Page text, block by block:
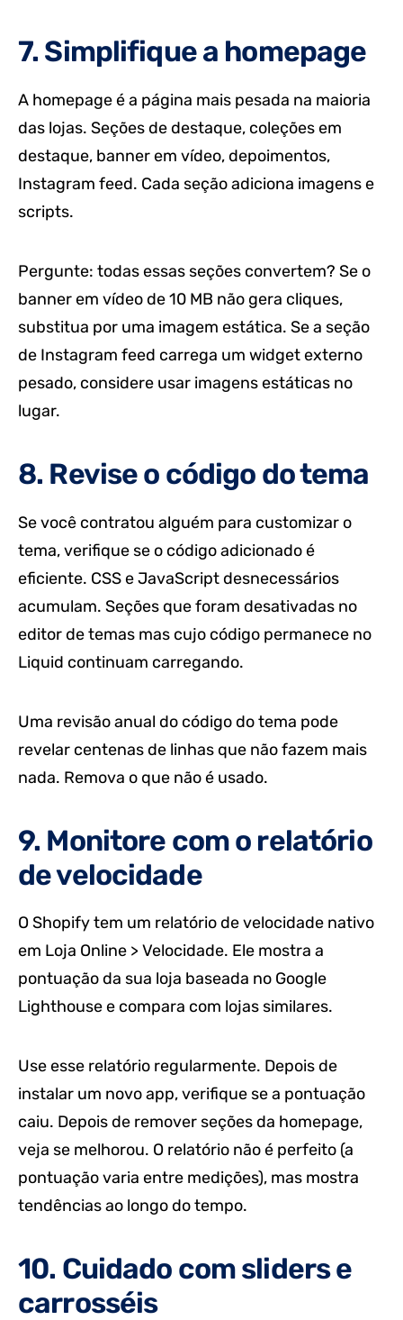
7. Simplifique a homepage
A homepage é a página mais pesada na maioria
das lojas. Seções de destaque, coleções em
destaque, banner em vídeo, depoimentos,
Instagram feed. Cada seção adiciona imagens e
scripts.
Pergunte: todas essas seções convertem? Se o
banner em vídeo de 10 MB não gera cliques,
substitua por uma imagem estática. Se a seção
de Instagram feed carrega um widget externo
pesado, considere usar imagens estáticas no
lugar.
8. Revise o código do tema
Se você contratou alguém para customizar o
tema, verifique se o código adicionado é
eficiente. CSS e JavaScript desnecessários
acumulam. Seções que foram desativadas no
editor de temas mas cujo código permanece no
Liquid continuam carregando.
Uma revisão anual do código do tema pode
revelar centenas de linhas que não fazem mais
nada. Remova o que não é usado.
9. Monitore com o relatório
de velocidade
O Shopify tem um relatório de velocidade nativo
em Loja Online > Velocidade. Ele mostra a
pontuação da sua loja baseada no Google
Lighthouse e compara com lojas similares.
Use esse relatório regularmente. Depois de
instalar um novo app, verifique se a pontuação
caiu. Depois de remover seções da homepage,
veja se melhorou. O relatório não é perfeito (a
pontuação varia entre medições), mas mostra
tendências ao longo do tempo.
10. Cuidado com sliders e
carrosséis